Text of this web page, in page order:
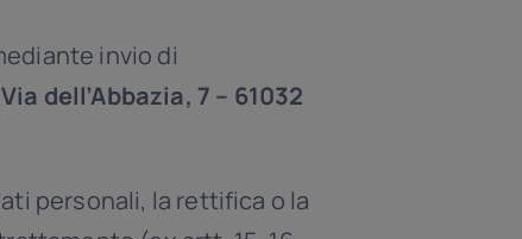
invio di
Via dell’Abbazia, 7 – 61032
personali, la rettifica o la